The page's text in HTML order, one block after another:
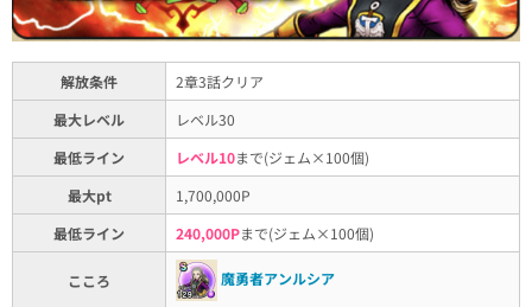
解放条件
2章3話クリア
最大レベル
レベル30
最低ライン
レベル10まで(ジェム×100個)
最大pt
1,700,000P
最低ライン
240,000Pまで(ジェム×100個)
こころ 魔勇者アンルシア